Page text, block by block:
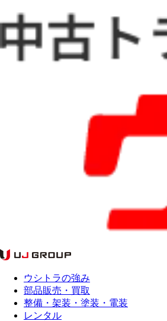
ウシトラの強み
部品販売・買取
整備・架装・塗装・電装
レンタル